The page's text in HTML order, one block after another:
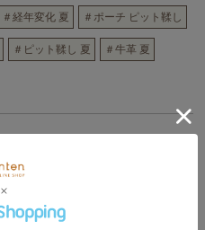
＃経年変化 夏 ＃ポーチ ピット鞣し
＃ピット鞣し 夏 ＃牛革 夏
ト」では、旬の果物をモチーフ
でフレッシュに表現しました。
ではの魅力とgentenでは考えてい